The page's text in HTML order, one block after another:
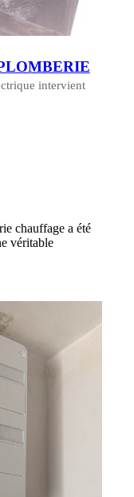
intervient
chauffage a été
véritable